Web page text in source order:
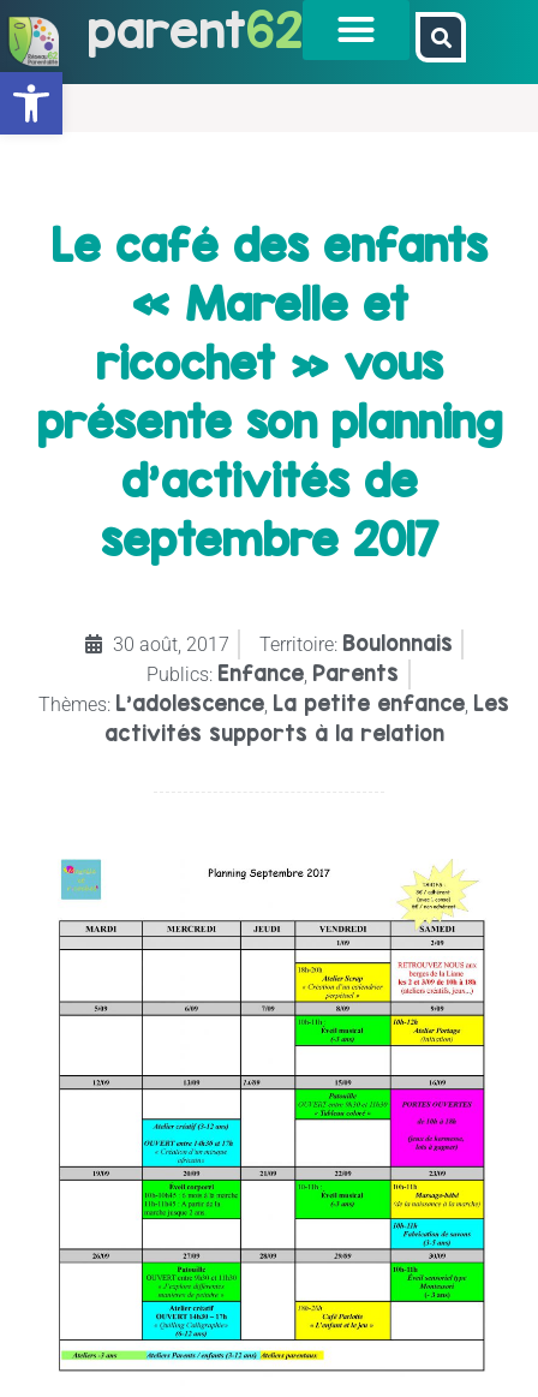
Ouvrir la barre d’outils
parent62
Le café des enfants
« Marelle et
ricochet » vous
présente son planning
d’activités de
septembre 2017
30 août, 2017 Territoire: Boulonnais
Publics: Enfance Parents
Thèmes: L’adolescence La petite enfance Les
activités supports à la relation